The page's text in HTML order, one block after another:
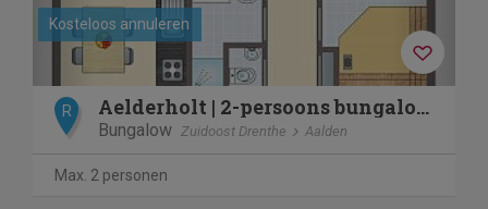
Kosteloos annuleren
R Aelderholt | 2-persoons bungalow | 2C
Bungalow Zuidoost Drenthe Aalden
Max. 2 personen